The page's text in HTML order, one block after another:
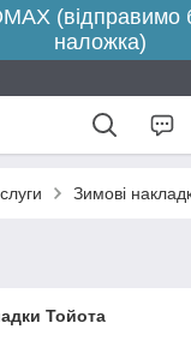
(відправимо
наложка)
Зимові
Тойота